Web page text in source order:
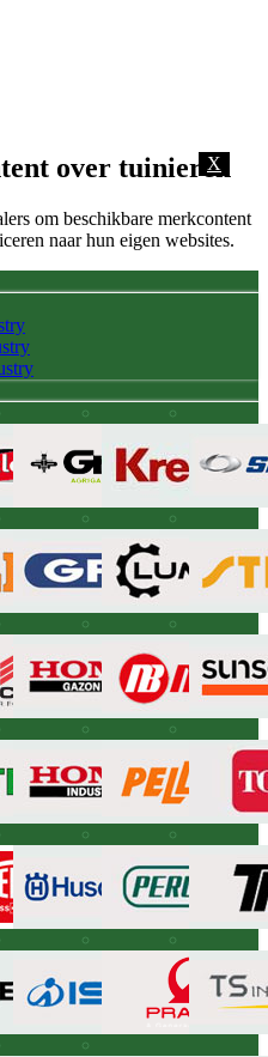
X
over tuinieren
om beschikbare merkcontent
naar hun eigen websites.